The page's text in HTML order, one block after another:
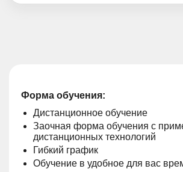
Форма обучения:
Дистанционное обучение
Заочная форма обучения с
дистанционных технологий
Гибкий график
Обучение в удобное для вас